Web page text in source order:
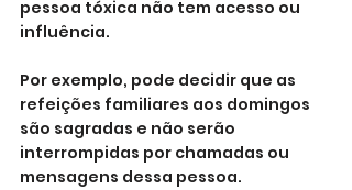
pessoa tóxica não tem acesso ou
influência.
Por exemplo, pode decidir que as
refeições familiares aos domingos
são sagradas e não serão
interrompidas por chamadas ou
mensagens dessa pessoa.